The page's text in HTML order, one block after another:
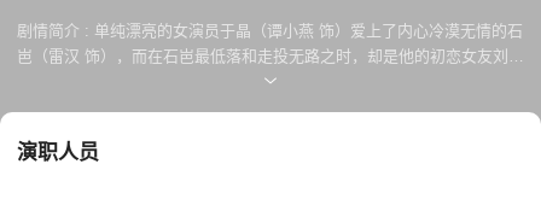
剧情简介 : 单纯漂亮的女演员于晶（谭小燕 饰）爱上了内心冷漠无情的石
岜（雷汉 饰），而在石岜最低落和走投无路之时，却是他的初恋女友刘华
玲对他伸出的援助之手。之后，于晶终于用自己的包容和温柔打开了石岜
路，无论是生活还是事业都落魄的一塌糊涂。婚后，为了维持家计，于晶
演职人员